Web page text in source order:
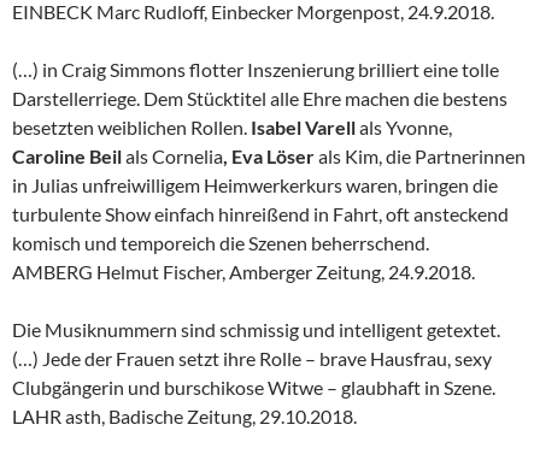
EINBECK Marc Rudloff, Einbecker Morgenpost, 24.9.2018.
(…) in Craig Simmons flotter Inszenierung brilliert eine tolle
Darstellerriege. Dem Stücktitel alle Ehre machen die bestens
besetzten weiblichen Rollen. Isabel Varellals Yvonne,
Caroline Beilals Cornelia , Eva Löserals Kim, die Partnerinnen
in Julias unfreiwilligem Heimwerkerkurs waren, bringen die
turbulente Show einfach hinreißend in Fahrt, oft ansteckend
komisch und temporeich die Szenen beherrschend.
AMBERG Helmut Fischer, Amberger Zeitung, 24.9.2018.
Die Musiknummern sind schmissig und intelligent getextet.
(…) Jede der Frauen setzt ihre Rolle – brave Hausfrau, sexy
Clubgängerin und burschikose Witwe – glaubhaft in Szene.
LAHR asth, Badische Zeitung, 29.10.2018.